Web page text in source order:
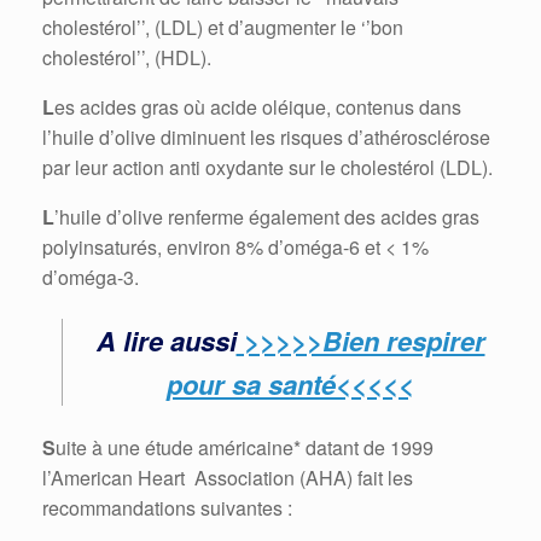
cholestérol’’, (LDL) et d’augmenter le ‘’bon
cholestérol’’, (HDL).
Les acides gras où acide oléique, contenus dans
l’huile d’olive diminuent les risques d’athérosclérose
par leur action anti oxydante sur le cholestérol (LDL).
L’huile d’olive renferme également des acides gras
polyinsaturés, environ 8% d’oméga-6 et < 1%
d’oméga-3.
A lire aussi>>>>>Bien respirer
pour sa santé<<<<<
Suite à une étude américaine* datant de 1999
l’American Heart Association (AHA) fait les
recommandations suivantes :